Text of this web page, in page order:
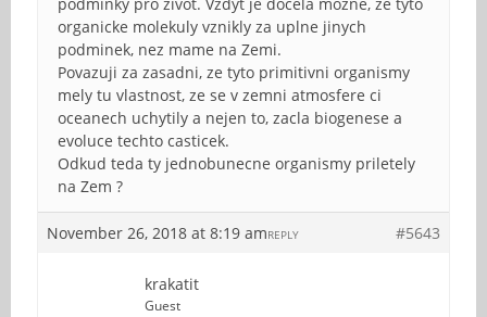
podminky pro zivot. Vzdyt je docela mozne, ze tyto
organicke molekuly vznikly za uplne jinych
podminek, nez mame na Zemi.
Povazuji za zasadni, ze tyto primitivni organismy
mely tu vlastnost, ze se v zemni atmosfere ci
oceanech uchytily a nejen to, zacla biogenese a
evoluce techto casticek.
Odkud teda ty jednobunecne organismy priletely
na Zem ?
November 26, 2018 at 8:19 am #5643
REPLY
krakatit
Guest